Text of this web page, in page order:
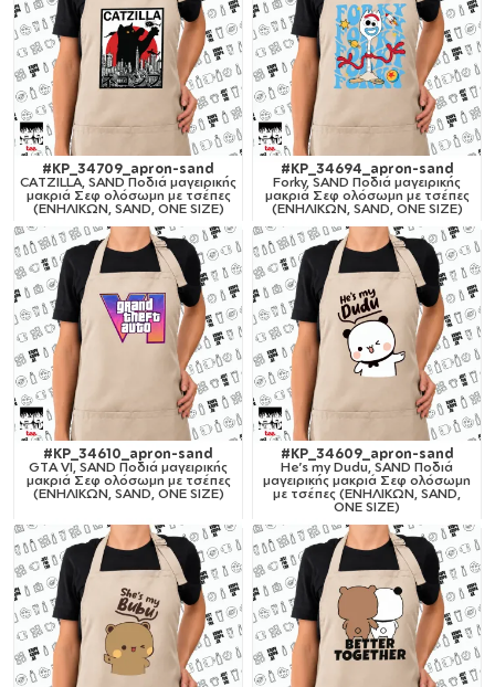
#KP_34709_apron-sand
CATZILLA, SAND Ποδιά μαγειρικής
μακριά Σεφ ολόσωμη με τσέπες
(ΕΝΗΛΙΚΩΝ, SAND, ONE SIZE)
#KP_34694_apron-sand
Forky, SAND Ποδιά μαγειρικής
μακριά Σεφ ολόσωμη με τσέπες
(ΕΝΗΛΙΚΩΝ, SAND, ONE SIZE)
#KP_34610_apron-sand
GTA VI, SAND Ποδιά μαγειρικής
μακριά Σεφ ολόσωμη με τσέπες
(ΕΝΗΛΙΚΩΝ, SAND, ONE SIZE)
#KP_34609_apron-sand
He's my Dudu, SAND Ποδιά
μαγειρικής μακριά Σεφ ολόσωμη
με τσέπες (ΕΝΗΛΙΚΩΝ, SAND,
ONE SIZE)